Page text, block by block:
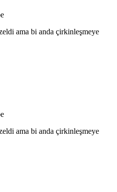
ama bi anda çirkinleşmeye
ama bi anda çirkinleşmeye